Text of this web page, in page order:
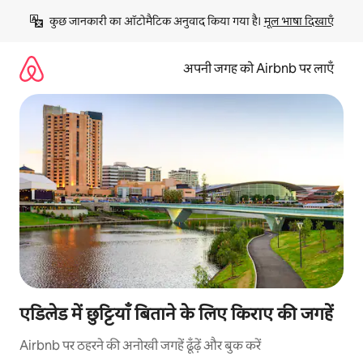
छोड़कर
कॉन्टेंट
कुछ जानकारी का ऑटोमैटिक अनुवाद किया गया है। मूल भाषा दिखाएँ
अपनी जगह को Airbnb पर लाएँ
एडिलेड में छुट्टियाँ बिताने के लिए किराए की जगहें
Airbnb पर ठहरने की अनोखी जगहें ढूँढ़ें और बुक करें